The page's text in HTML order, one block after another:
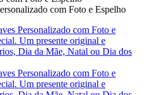
com Foto e Espelho